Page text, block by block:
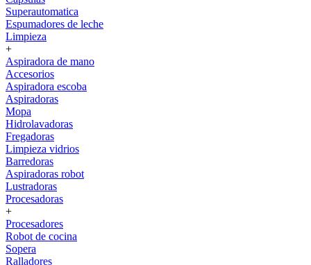
Superautomatica
Espumadores de leche
Limpieza
+
Aspiradora de mano
Accesorios
Aspiradora escoba
Aspiradoras
Mopa
Hidrolavadoras
Fregadoras
Limpieza vidrios
Barredoras
Aspiradoras robot
Lustradoras
Procesadoras
+
Procesadores
Robot de cocina
Sopera
Ralladores